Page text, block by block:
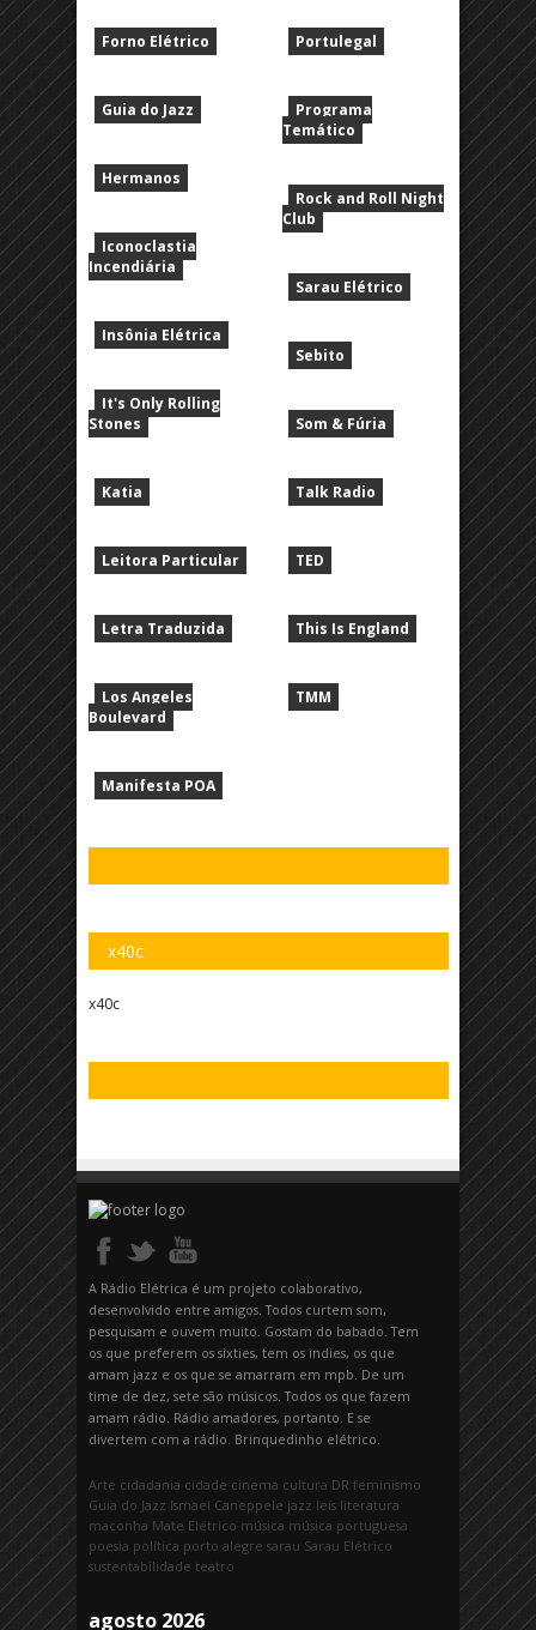
Forno Elétrico
Guia do Jazz
Hermanos
Iconoclastia
Incendiária
Insônia Elétrica
It's Only Rolling
Stones
Katia
Leitora Particular
Letra Traduzida
Los Angeles
Boulevard
Manifesta POA
Portulegal
Programa
Temático
Rock and Roll Night
Club
Sarau Elétrico
Sebito
Som & Fúria
Talk Radio
TED
This Is England
TMM
x40c
x40c
A Rádio Elétrica é um projeto colaborativo,
desenvolvido entre amigos. Todos curtem som,
pesquisam e ouvem muito. Gostam do babado. Tem
os que preferem os sixties, tem os indies, os que
amam jazz e os que se amarram em mpb. De um
time de dez, sete são músicos. Todos os que fazem
amam rádio. Rádio amadores, portanto. E se
divertem com a rádio. Brinquedinho elétrico.
Arte cidadania cidade cinema cultura DR feminismo
Guia do Jazz Ismael Caneppele jazz leis literatura
maconha Mate Elétrico música música portuguesa
poesia política porto alegre sarau Sarau Elétrico
sustentabilidade teatro
agosto 2026